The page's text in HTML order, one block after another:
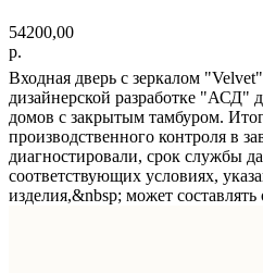
54200,00
р.
Входная дверь с зеркалом
дизайнерской разработке "АСД"
домов с закрытым тамбуром.
производственного контроля в
диагностировали, срок службы
соответствующих условиях,
изделия,&nbsp; может составлять